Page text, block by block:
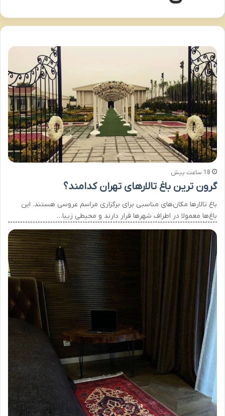
18 ساعت پیش
گرون ترین باغ تالارهای تهران کدامند؟
باغ تالارها مکان‌های مناسبی برای برگزاری مراسم عروسی هستند. این
باغ‌ها معمولا در اطراف شهرها قرار دارند و محیطی زیبا…